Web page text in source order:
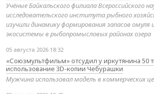
Учёные Байкальского филиала Всероссийского
исследовательского института рыбного
изучили динамику формирования запасов омуля
экосистемы в рыбопромысловых районах озера
05 августа 2026 18:32
«Союзмультфильм» отсудил у иркутянина 50
использование 3D-копии Чебурашки
Мужчина использовал модель в коммерческих